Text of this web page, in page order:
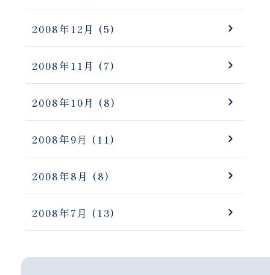
2008年12月 (5)
2008年11月 (7)
2008年10月 (8)
2008年9月 (11)
2008年8月 (8)
2008年7月 (13)